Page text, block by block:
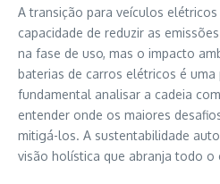
A transição para veículos
capacidade de reduzir as
na fase de uso, mas o impacto
baterias de carros elétricos é
fundamental analisar a cadeia
entender onde os maiores
mitigá-los. A sustentabilidade
visão holística que abranja todo